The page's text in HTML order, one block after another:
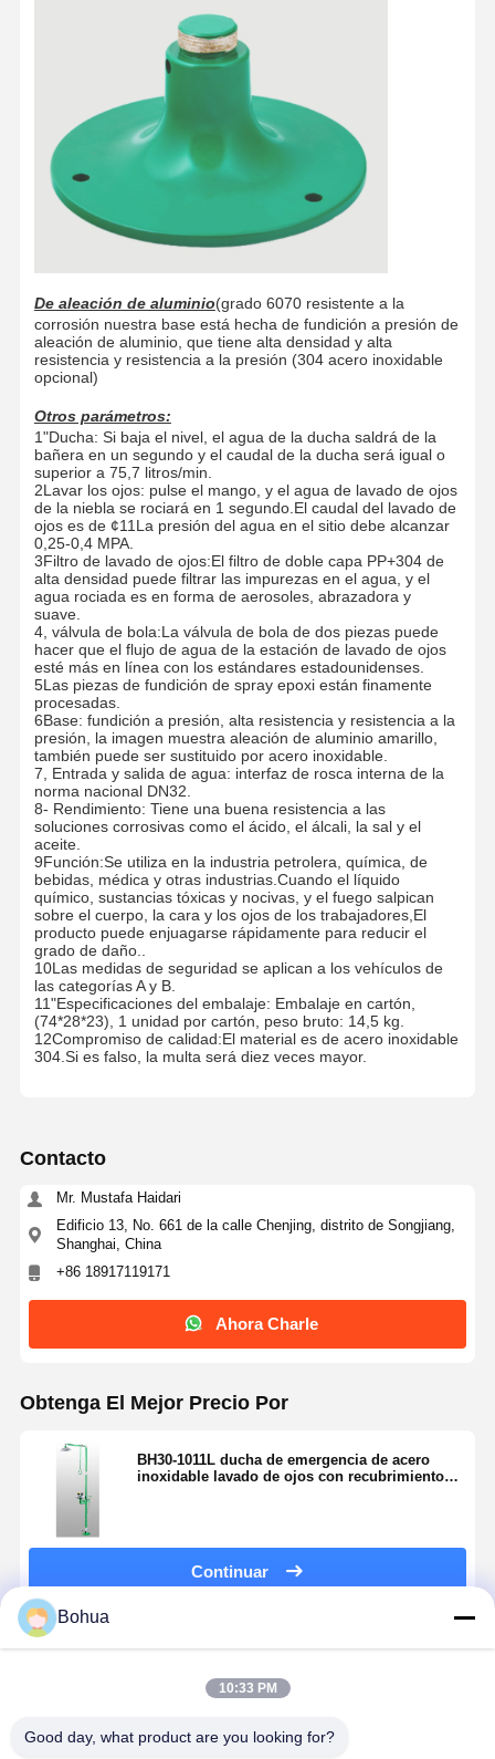
De aleación de aluminio(grado 6070 resistente a la
corrosión nuestra base está hecha de fundición a presión de
aleación de aluminio, que tiene alta densidad y alta
resistencia y resistencia a la presión (304 acero inoxidable
opcional)
Otros parámetros:
1"Ducha: Si baja el nivel, el agua de la ducha saldrá de la
bañera en un segundo y el caudal de la ducha será igual o
superior a 75,7 litros/min.
2Lavar los ojos: pulse el mango, y el agua de lavado de ojos
de la niebla se rociará en 1 segundo.El caudal del lavado de
ojos es de ¢11La presión del agua en el sitio debe alcanzar
0,25-0,4 MPA.
3Filtro de lavado de ojos:El filtro de doble capa PP+304 de
alta densidad puede filtrar las impurezas en el agua, y el
agua rociada es en forma de aerosoles, abrazadora y
suave.
4, válvula de bola:La válvula de bola de dos piezas puede
hacer que el flujo de agua de la estación de lavado de ojos
esté más en línea con los estándares estadounidenses.
5Las piezas de fundición de spray epoxi están finamente
procesadas.
6Base: fundición a presión, alta resistencia y resistencia a la
presión, la imagen muestra aleación de aluminio amarillo,
también puede ser sustituido por acero inoxidable.
7, Entrada y salida de agua: interfaz de rosca interna de la
norma nacional DN32.
8- Rendimiento: Tiene una buena resistencia a las
soluciones corrosivas como el ácido, el álcali, la sal y el
aceite.
9Función:Se utiliza en la industria petrolera, química, de
bebidas, médica y otras industrias.Cuando el líquido
químico, sustancias tóxicas y nocivas, y el fuego salpican
sobre el cuerpo, la cara y los ojos de los trabajadores,El
producto puede enjuagarse rápidamente para reducir el
grado de daño..
10Las medidas de seguridad se aplican a los vehículos de
las categorías A y B.
11"Especificaciones del embalaje: Embalaje en cartón,
(74*28*23), 1 unidad por cartón, peso bruto: 14,5 kg.
12Compromiso de calidad:El material es de acero inoxidable
304.Si es falso, la multa será diez veces mayor.
Contacto
Mr. Mustafa Haidari
Edificio 13, No. 661 de la calle Chenjing, distrito de Songjiang,
Shanghai, China
+86 18917119171
Ahora Charle
Obtenga El Mejor Precio Por
BH30-1011L ducha de emergencia de acero
inoxidable lavado de ojos con recubrimiento
Continuar
Productos Recomendados
Bohua
10:33 PM
Good day, what product are you looking for?